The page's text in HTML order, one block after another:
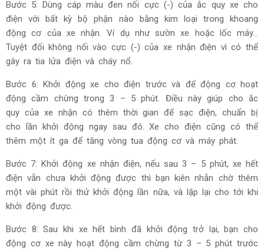
Bước 5: Dùng cáp màu đen nối cực (-) của ắc quy xe cho
điện với bất kỳ bộ phận nào bằng kim loại trong khoang
động cơ của xe nhận. Ví dụ như sườn xe hoặc lốc máy...
Tuyệt đối không nối vào cực (-) của xe nhận điện vì có thể
gây ra tia lửa điện và cháy nổ.
Bước 6: Khởi động xe cho điện trước và để động cơ hoạt
động cầm chừng trong 3 – 5 phút. Điều này giúp cho ắc
quy của xe nhận có thêm thời gian để sạc điện, chuẩn bị
cho lần khởi động ngay sau đó. Xe cho điện cũng có thể
thêm một ít ga để tăng vòng tua động cơ và máy phát.
Bước 7: Khởi động xe nhận điện, nếu sau 3 – 5 phút, xe hết
điện vẫn chưa khởi động được thì bạn kiên nhẫn chờ thêm
một vài phút rồi thử khởi động lần nữa, và lặp lại cho tới khi
khởi động được.
Bước 8: Sau khi xe hết bình đã khởi động trở lại, bạn cho
động cơ xe này hoạt động cầm chừng từ 3 – 5 phút trước